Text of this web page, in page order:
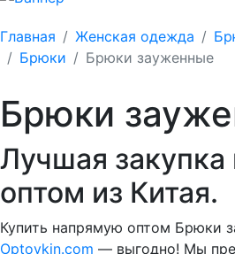
Главная Женская одежда
Брюки
Брюки зауженные
Брюки
Лучшая
оптом из Китая.
Купить напрямую оптом Брюки
Optovkin.com — выгодно! Мы